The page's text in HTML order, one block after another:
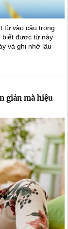
từ vào câu trong
biết được từ này
và ghi nhớ lâu
giản mà hiệu